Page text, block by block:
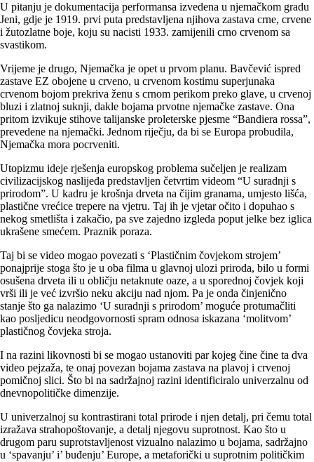
U pitanju je dokumentacija performansa izvedena u njemačkom gradu
Jeni, gdje je 1919. prvi puta predstavljena njihova zastava crne, crvene
i žutozlatne boje, koju su nacisti 1933. zamijenili crno crvenom sa
svastikom.
Vrijeme je drugo, Njemačka je opet u prvom planu. Bavčević ispred
zastave EZ obojene u crveno, u crvenom kostimu superjunaka
crvenom bojom prekriva ženu s crnom perikom preko glave, u crvenoj
bluzi i zlatnoj suknji, dakle bojama prvotne njemačke zastave. Ona
pritom izvikuje stihove talijanske proleterske pjesme “Bandiera rossa”,
prevedene na njemački. Jednom riječju, da bi se Europa probudila,
Njemačka mora pocrveniti.
Utopizmu ideje rješenja europskog problema sučeljen je realizam
civilizacijskog naslijeđa predstavljen četvrtim videom “U suradnji s
prirodom”. U kadru je krošnja drveta na čijim granama, umjesto lišća,
plastične vrećice trepere na vjetru. Taj ih je vjetar očito i dopuhao s
nekog smetlišta i zakačio, pa sve zajedno izgleda poput jelke bez iglica
ukrašene smećem. Praznik poraza.
Taj bi se video mogao povezati s ‘Plastičnim čovjekom strojem’
ponajprije stoga što je u oba filma u glavnoj ulozi priroda, bilo u formi
osušena drveta ili u obličju netaknute oaze, a u sporednoj čovjek koji
vrši ili je već izvršio neku akciju nad njom. Pa je onda činjenično
stanje što ga nalazimo ‘U suradnji s prirodom’ moguće protumačliti
kao posljedicu neodgovornosti spram odnosa iskazana ‘molitvom’
plastičnog čovjeka stroja.
I na razini likovnosti bi se mogao ustanoviti par kojeg čine čine ta dva
video pejzaža, te onaj povezan bojama zastava na plavoj i crvenoj
pomičnoj slici. Što bi na sadržajnoj razini identificiralo univerzalnu od
dnevnopolitičke dimenzije.
U univerzalnoj su kontrastirani total prirode i njen detalj, pri čemu total
izražava strahopoštovanje, a detalj njegovu suprotnost. Kao što u
drugom paru suprotstavljenost vizualno nalazimo u bojama, sadržajno
u ‘spavanju’ i’ buđenju’ Europe, a metaforički u suprotnim političkim